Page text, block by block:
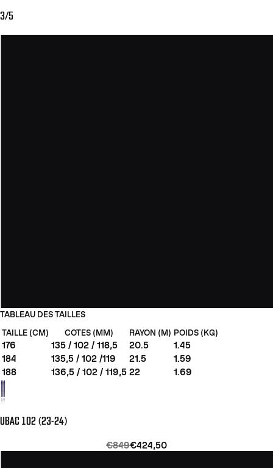
3/5
TABLEAU DES TAILLES
TAILLE (CM)
COTES (MM) RAYON (M) POIDS (KG)
176 135 / 102 / 118,5 20.5
1.45
184
135,5 / 102 /119 21.5
1.59
188
136,5 / 102 / 119,5 22 1.69
UBAC 102 (23-24)
€849€424,50